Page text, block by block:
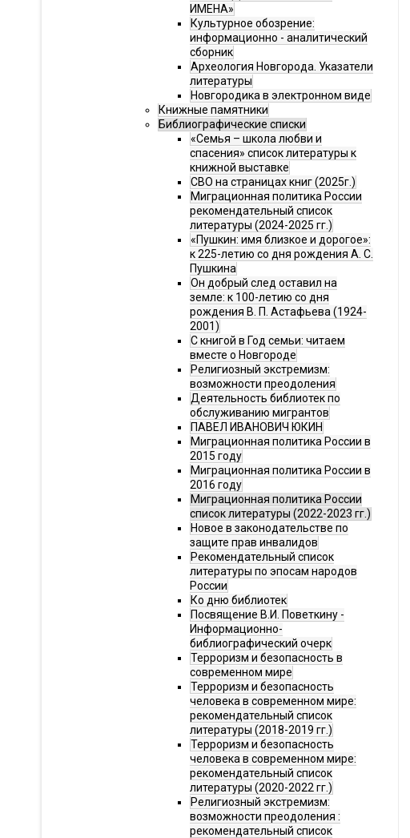
ИМЕНА»
Культурное обозрение:
информационно - аналитический
сборник
Археология Новгорода. Указатели
литературы
Новгородика в электронном виде
Книжные памятники
Библиографические списки
«Семья – школа любви и
спасения» список литературы к
книжной выставке
СВО на страницах книг (2025г.)
Миграционная политика России
рекомендательный список
литературы (2024-2025 гг.)
«Пушкин: имя близкое и дорогое»:
к 225-летию со дня рождения А. С.
Пушкина
Он добрый след оставил на
земле: к 100-летию со дня
рождения В. П. Астафьева (1924-
2001)
С книгой в Год семьи: читаем
вместе о Новгороде
Религиозный экстремизм:
возможности преодоления
Деятельность библиотек по
обслуживанию мигрантов
ПАВЕЛ ИВАНОВИЧ ЮКИН
Миграционная политика России в
2015 году
Миграционная политика России в
2016 году
Миграционная политика России
список литературы (2022-2023 гг.)
Новое в законодательстве по
защите прав инвалидов
Рекомендательный список
литературы по эпосам народов
России
Ко дню библиотек
Посвящение В.И. Поветкину -
Информационно-
библиографический очерк
Терроризм и безопасность в
современном мире
Терроризм и безопасность
человека в современном мире:
рекомендательный список
литературы (2018-2019 гг.)
Терроризм и безопасность
человека в современном мире:
рекомендательный список
литературы (2020-2022 гг.)
Религиозный экстремизм:
возможности преодоления :
рекомендательный список